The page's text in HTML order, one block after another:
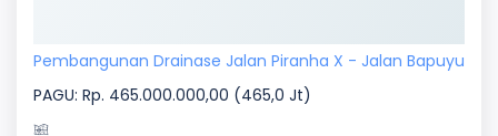
Pembangunan Drainase Jalan Piranha X - Jalan Bapuyu
PAGU: Rp. 465.000.000,00 (465,0 Jt)